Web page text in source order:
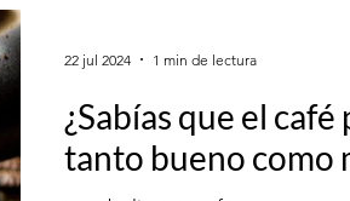
¿Sabías que el
tanto bueno como
22 jul 2024 1 min de lectura